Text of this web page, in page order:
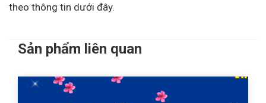
theo thông tin dưới đây.
Sản phẩm liên quan